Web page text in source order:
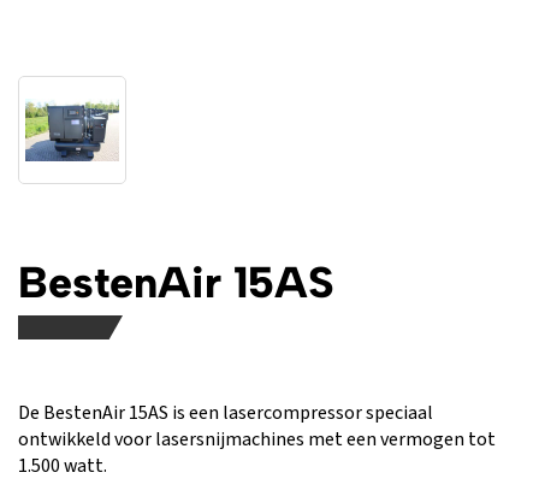
BestenAir 15AS
De BestenAir 15AS is een lasercompressor speciaal
ontwikkeld voor lasersnijmachines met een vermogen tot
1.500 watt.